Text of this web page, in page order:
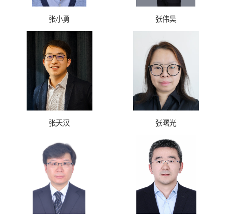
张小勇 张伟昊
张天汉 张曙光